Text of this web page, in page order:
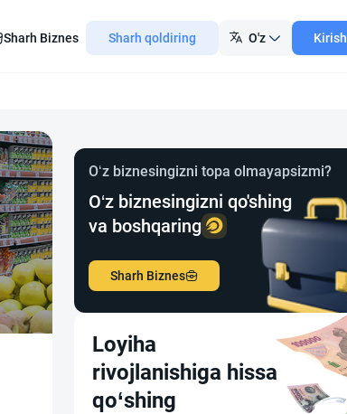
Sharh Biznes Sharh qoldiring O'z Kirish
O‘z biznesingizni topa olmayapsizmi?
O‘z biznesingizni qo'shing
va boshqaring
Sharh Biznes
Loyiha
rivojlanishiga hissa
qo‘shing